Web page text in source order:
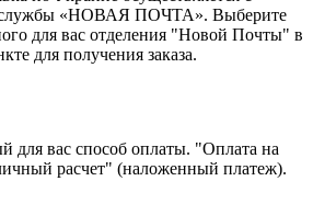
службы «НОВАЯ ПОЧТА». Выберите
для вас отделения "Новой Почты" в
для получения заказа.
для вас способ оплаты. "Оплата на
расчет" (наложенный платеж).